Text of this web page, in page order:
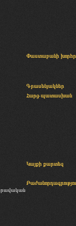
Փաստաբանի
Գրասենյակներ
Հարց-պատասխան
Կայքի քարտեզ